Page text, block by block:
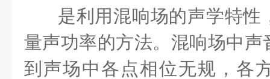
是利用混响场的声学特性
量声功率的方法。混响场中
到声场中各点相位无规，各